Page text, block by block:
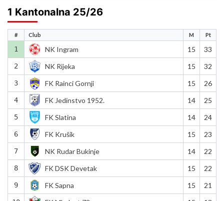
1 Kantonalna 25/26
# Club M Pt
1 NK Ingram 15 33
2 NK Rijeka 15 32
3 FK Rainci Gornji 15 26
4 FK Jedinstvo 1952. 14 25
5 FK Slatina 14 24
6 FK Krušik 15 23
7 NK Rudar Bukinje 14 22
8 FK DSK Devetak 15 22
9 FK Sapna 15 21